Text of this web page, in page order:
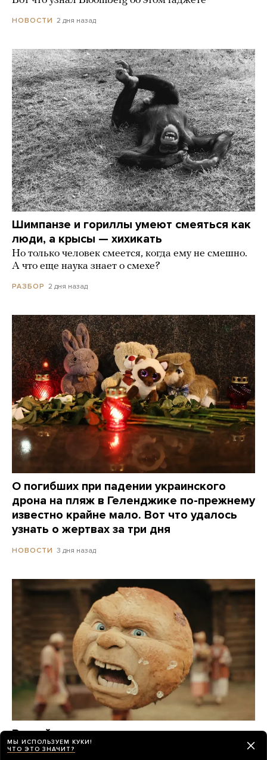
НОВОСТИ 2 дня назад
Шимпанзе и гориллы умеют смеяться как
люди, а крысы — хихикать
Но только человек смеется, когда ему не смешно.
А что еще наука знает о смехе?
РАЗБОР 2 дня назад
О погибших при падении украинского
дрона на пляж в Геленджике по-прежнему
известно крайне мало. Вот что удалось
узнать о жертвах за три дня
НОВОСТИ 3 дня назад
Российские прокатчики передвинули
премьеру нового «Человека-паука»,
МЫ ИСПОЛЬЗУЕМ КУКИ!
ЧТО ЭТО ЗНАЧИТ?